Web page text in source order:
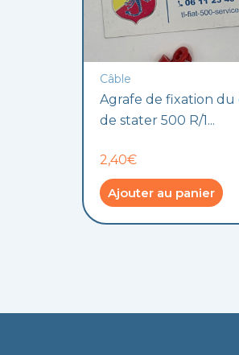
Câble
Agrafe de fixation du
de stater 500 R/1...
2,40€
Ajouter au panier